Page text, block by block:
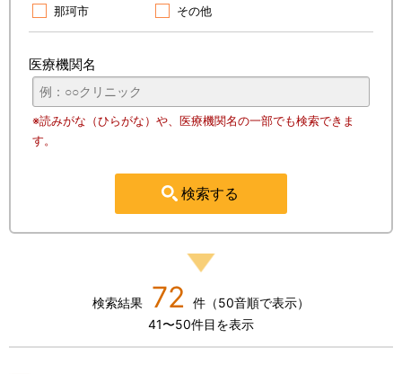
那珂市
その他
医療機関名
※読みがな（ひらがな）や、医療機関名の一部でも検索できま
す。
検索結果 72
件（50音順で表示）
41〜50件目を表示